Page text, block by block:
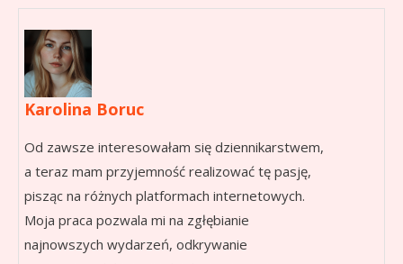
Karolina Boruc
Od zawsze interesowałam się dziennikarstwem,
a teraz mam przyjemność realizować tę pasję,
pisząc na różnych platformach internetowych.
Moja praca pozwala mi na zgłębianie
najnowszych wydarzeń, odkrywanie